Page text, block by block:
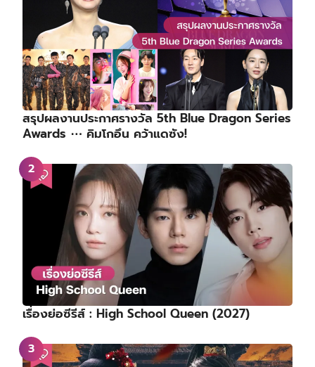
สรุปผลงานประกาศรางวัล 5th Blue Dragon Series
Awards ⋯ คิมโกอึน คว้าแดซัง!
เรื่องย่อซีรีส์ : High School Queen (2027)